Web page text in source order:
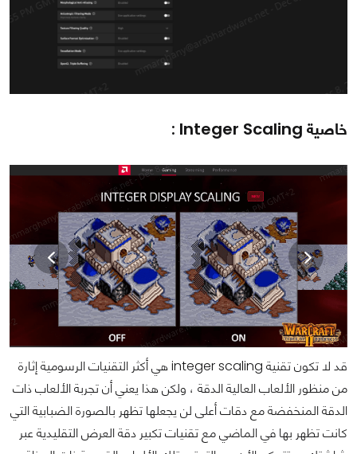
خاصية Integer Scaling :
قد لا تكون تقنية integer scaling هي أكثر التقنيات الرسومية إثارة
من منظور الألعاب العالية الدقة ، ولكن هذا يعني أن تجربة الألعاب ذات
الدقة المنخفضة مع دقات أعلى لن يجعلها تظهر بالصورة الضبابية التي
كانت تظهر بها في الماضي مع تقنيات تكبير دقة العرض التقليدية عبر